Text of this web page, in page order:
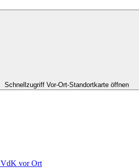
Schnellzugriff Vor-Ort-Standortkarte öffnen
VdK vor Ort